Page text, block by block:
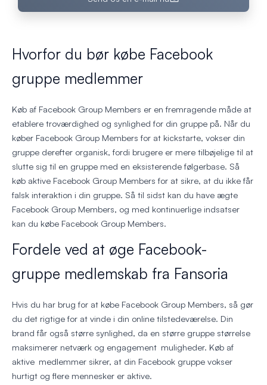
Hvorfor du bør købe Facebook
gruppe medlemmer
Køb af Facebook Group Members er en fremragende måde at
etablere troværdighed og synlighed for din gruppe på. Når du
køber Facebook Group Members for at kickstarte, vokser din
gruppe derefter organisk, fordi brugere er mere tilbøjelige til at
slutte sig til en gruppe med en eksisterende følgerbase. Så
køb aktive Facebook Group Members for at sikre, at du ikke får
falsk interaktion i din gruppe. Så til sidst kan du have ægte
Facebook Group Members, og med kontinuerlige indsatser
kan du købe Facebook Group Members.
Fordele ved at øge Facebook-
gruppe medlemskab fra Fansoria
Hvis du har brug for at købe Facebook Group Members, så gør
du det rigtige for at vinde i din online tilstedeværelse. Din
brand får også større synlighed, da en større gruppe størrelse
maksimerer netværk og engagement muligheder. Køb af
aktive medlemmer sikrer, at din Facebook gruppe vokser
hurtigt og flere mennesker er aktive.